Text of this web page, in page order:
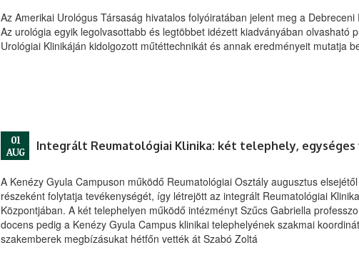
Az Amerikai Urológus Társaság hivatalos folyóiratában jelent meg a
Az urológia egyik legolvasottabb és legtöbbet idézett kiadványában olvasható
Urológiai Klinikáján kidolgozott műtéttechnikát és annak eredményeit mutatja
01
AUG
Integrált Reumatológiai Klinika: két telephely, egységes
A Kenézy Gyula Campuson működő Reumatológiai Osztály augusztus
részeként folytatja tevékenységét, így létrejött az integrált Reumatológiai
Központjában. A két telephelyen működő intézményt Szűcs Gabriella
docens pedig a Kenézy Gyula Campus klinikai telephelyének szakmai
szakemberek megbízásukat hétfőn vették át Szabó Zoltá